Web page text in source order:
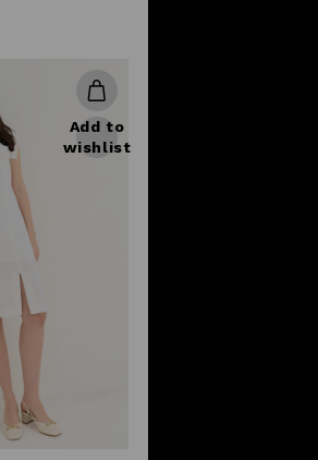
Add to
wishlist